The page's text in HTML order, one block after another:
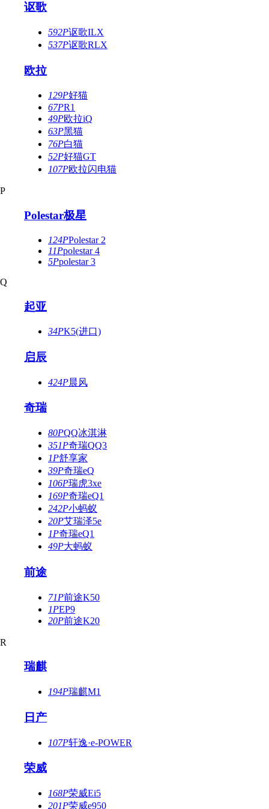
讴歌
592P讴歌ILX
537P讴歌RLX
欧拉
129P好猫
67PR1
49P欧拉iQ
63P黑猫
76P白猫
52P好猫GT
107P欧拉闪电猫
P
Polestar极星
124PPolestar 2
11Ppolestar 4
5Ppolestar 3
Q
起亚
34PK5(进口)
启辰
424P晨风
奇瑞
80PQQ冰淇淋
351P奇瑞QQ3
1P舒享家
39P奇瑞eQ
106P瑞虎3xe
169P奇瑞eQ1
242P小蚂蚁
20P艾瑞泽5e
1P奇瑞eQ1
49P大蚂蚁
前途
71P前途K50
1PEP9
20P前途K20
R
瑞麒
194P瑞麒M1
日产
107P轩逸·e-POWER
荣威
168P荣威Ei5
201P荣威e950